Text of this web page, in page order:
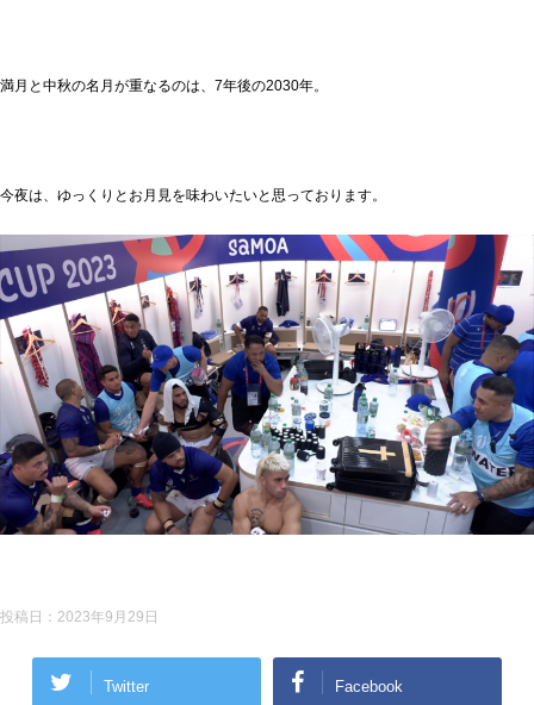
満月と中秋の名月が重なるのは、7年後の2030年。
今夜は、ゆっくりとお月見を味わいたいと思っております。
投稿日： 2023年9月29日
Twitter Facebook